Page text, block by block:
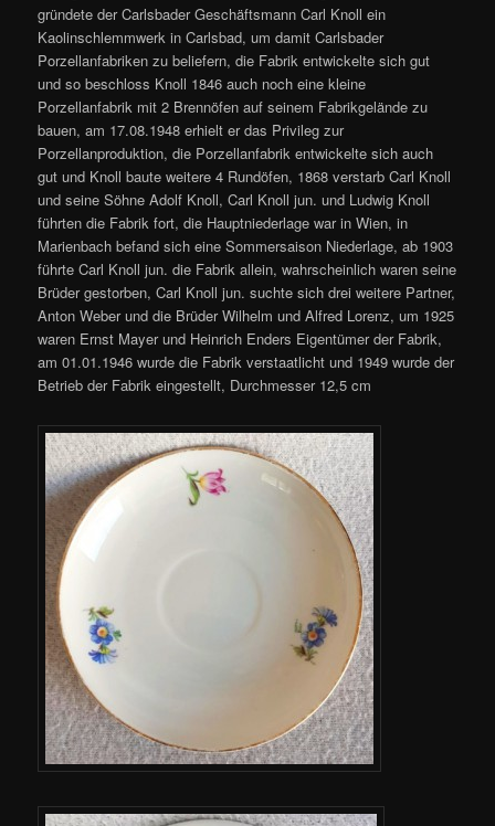
gründete der Carlsbader Geschäftsmann Carl Knoll ein
Kaolinschlemmwerk in Carlsbad, um damit Carlsbader
Porzellanfabriken zu beliefern, die Fabrik entwickelte sich gut
und so beschloss Knoll 1846 auch noch eine kleine
Porzellanfabrik mit 2 Brennöfen auf seinem Fabrikgelände zu
bauen, am 17.08.1948 erhielt er das Privileg zur
Porzellanproduktion, die Porzellanfabrik entwickelte sich auch
gut und Knoll baute weitere 4 Rundöfen, 1868 verstarb Carl Knoll
und seine Söhne Adolf Knoll, Carl Knoll jun. und Ludwig Knoll
führten die Fabrik fort, die Hauptniederlage war in Wien, in
Marienbach befand sich eine Sommersaison Niederlage, ab 1903
führte Carl Knoll jun. die Fabrik allein, wahrscheinlich waren seine
Brüder gestorben, Carl Knoll jun. suchte sich drei weitere Partner,
Anton Weber und die Brüder Wilhelm und Alfred Lorenz, um 1925
waren Ernst Mayer und Heinrich Enders Eigentümer der Fabrik,
am 01.01.1946 wurde die Fabrik verstaatlicht und 1949 wurde der
Betrieb der Fabrik eingestellt, Durchmesser 12,5 cm